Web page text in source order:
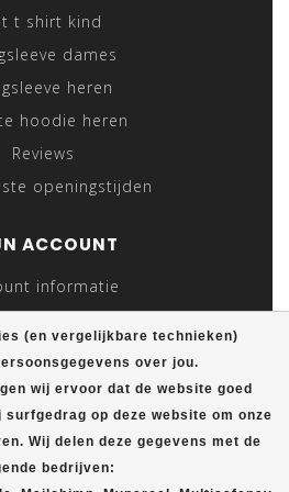
scherpe prijs te bieden heeft
multipacks ook
bespaar je tot wel 20% op je
Zo kun je dit multifunctionele
50 euro. Of je nu kiest voor
of V-hals: de shirts van T-
eindeloos te combineren.
nog verstuurd.
(en vergelijkbare technieken)
over jou.
wij ervoor dat de website goed
op deze website om onze
Wij delen deze gegevens met de
bedrijven:
t shirt kind
dames
heren
hoodie heren
Reviews
openingstijden
ACCOUNT
informatie
bestellingen
verlanglijst
Vergelijk
producten